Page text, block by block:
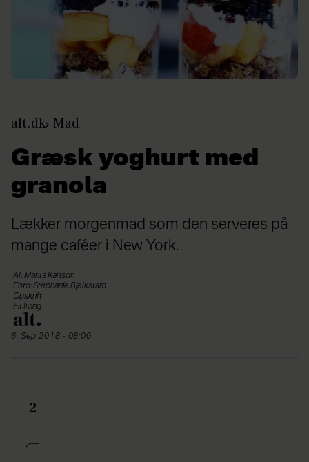
alt.dk Mad
Græsk yoghurt med
granola
Lækker morgenmad som den serveres på
mange caféer i New York.
Af: Marita Karlson
Foto: Stephanie Bjelkstam
Opskrift
Fit living
6. Sep 2018 - 08:00
2